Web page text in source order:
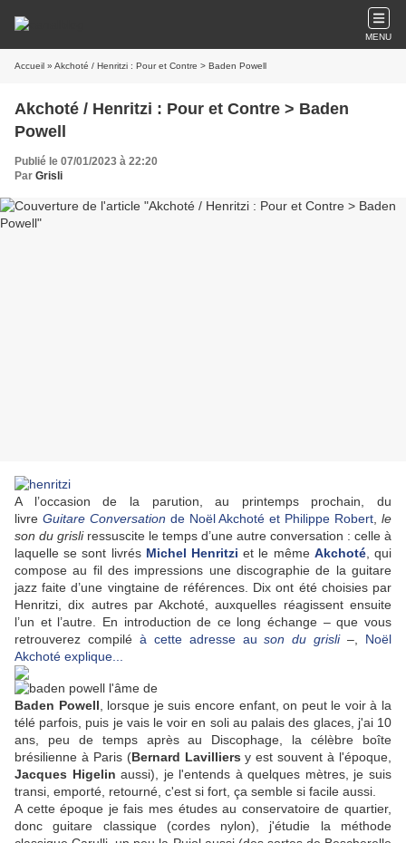
MENU
Accueil » Akchoté / Henritzi : Pour et Contre > Baden Powell
Akchoté / Henritzi : Pour et Contre > Baden
Powell
Publié le 07/01/2023 à 22:20
Par Grisli
A l’occasion de la parution, au printemps prochain, du
livre Guitare Conversation de Noël Akchoté et Philippe Robert ,le
son du grisliressuscite le temps d’une autre conversation : celle à
laquelle se sont livrésMichel Henritzi et le même Akchoté, qui
compose au fil des impressions une discographie de la guitare
jazz faite d’une vingtaine de références. Dix ont été choisies par
Henritzi, dix autres par Akchoté, auxquelles réagissent ensuite
l’un et l’autre. En introduction de ce long échange – que vous
retrouverez compilé à cette adresse auson du grisli–, Noël
Akchoté explique...
Baden Powell , lorsque je suis encore enfant, on peut le voir à la
télé parfois, puis je vais le voir en soli au palais des glaces, j'ai 10
ans, peu de temps après au Discophage, la célèbre boîte
brésilienne à Paris (Bernard Lavilliers y est souvent à l'époque,
Jacques Higelin aussi), je l'entends à quelques mètres, je suis
transi, emporté, retourné, c'est si fort, ça semble si facile aussi.
A cette époque je fais mes études au conservatoire de quartier,
donc guitare classique (cordes nylon), j'étudie la méthode